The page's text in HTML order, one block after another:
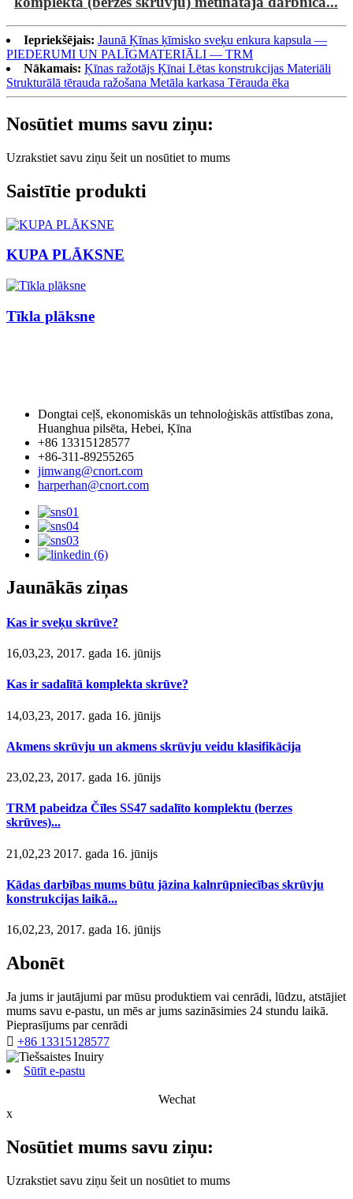
Iepriekšējais: Jaunā Ķīnas ķīmisko sveķu enkura kapsula —
PIEDERUMI UN PALĪGMATERIĀLI — TRM
Nākamais: Ķīnas ražotājs Ķīnai Lētas konstrukcijas Materiāli
Strukturālā tērauda ražošana Metāla karkasa Tērauda ēka
Nosūtiet mums savu ziņu:
Uzrakstiet savu ziņu šeit un nosūtiet to mums
Saistītie produkti
KUPA PLĀKSNE
Tīkla plāksne
Dongtai ceļš, ekonomiskās un tehnoloģiskās attīstības zona,
Huanghua pilsēta, Hebei, Ķīna
+86 13315128577
+86-311-89255265
jimwang@cnort.com
harperhan@cnort.com
Jaunākās ziņas
Kas ir sveķu skrūve?
16,03,23, 2017. gada 16. jūnijs
Kas ir sadalītā komplekta skrūve?
14,03,23, 2017. gada 16. jūnijs
Akmens skrūvju un akmens skrūvju veidu klasifikācija
23,02,23, 2017. gada 16. jūnijs
TRM pabeidza Čīles SS47 sadalīto komplektu (berzes
skrūves)...
21,02,23 2017. gada 16. jūnijs
Kādas darbības mums būtu jāzina kalnrūpniecības skrūvju
konstrukcijas laikā...
16,02,23, 2017. gada 16. jūnijs
Abonēt
Ja jums ir jautājumi par mūsu produktiem vai cenrādi, lūdzu, atstājiet
mums savu e-pastu, un mēs ar jums sazināsimies 24 stundu laikā.
Pieprasījums par cenrādi
 +86 13315128577
Sūtīt e-pastu
Wechat
x
Nosūtiet mums savu ziņu:
Uzrakstiet savu ziņu šeit un nosūtiet to mums